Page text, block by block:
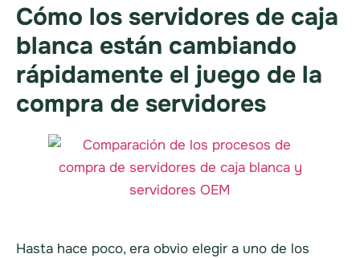
Cómo los servidores de caja
blanca están cambiando
rápidamente el juego de la
compra de servidores
Hasta hace poco, era obvio elegir a uno de los